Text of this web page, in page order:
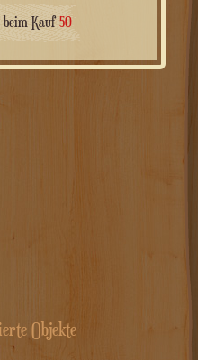
Kauf50
Objekte